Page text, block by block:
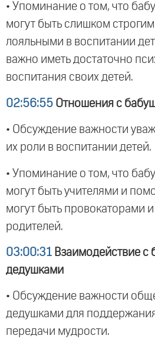
• Упоминание о том, что
могут быть слишком
лояльными в воспитании
важно иметь достаточно
воспитания своих детей.
02:56:55 Отношения с
• Обсуждение важности
их роли в воспитании детей.
• Упоминание о том, что
могут быть учителями и
могут быть провокаторами
родителей.
03:00:31 Взаимодействие с
дедушками
• Обсуждение важности
дедушками для
передачи мудрости.